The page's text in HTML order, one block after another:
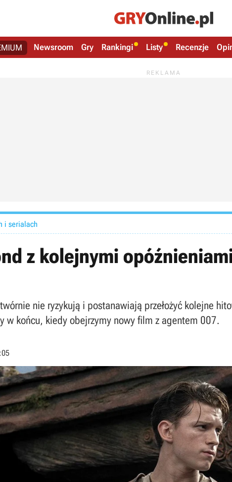
Newsroom Gry Rankingi Listy Recenzje
i serialach
z kolejnymi
nie ryzykują i postanawiają przełożyć kolejne
w końcu, kiedy obejrzymy nowy film z agentem 007.